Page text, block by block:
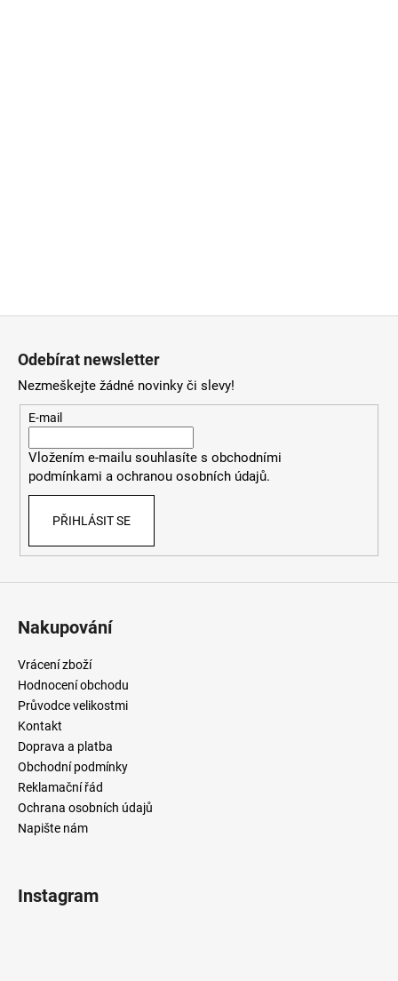
Odebírat newsletter
Nezmeškejte žádné novinky či slevy!
E-mail
Vložením e-mailu souhlasítes obchodními
podmínkami a ochranou osobních údajů.
PŘIHLÁSIT SE
Nakupování
Vrácení zboží
Hodnocení obchodu
Průvodce velikostmi
Kontakt
Doprava a platba
Obchodní podmínky
Reklamační řád
Ochrana osobních údajů
Napište nám
Instagram